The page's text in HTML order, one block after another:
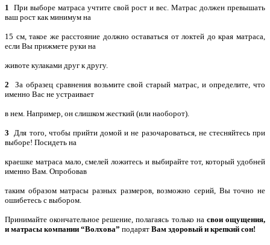
1
При выборе матраса учтите свой рост и вес. Матрас должен превышать
ваш рост как минимум на
15 см, такое же расстояние должно оставаться от локтей до края матраса,
если Вы прижмете руки на
животе кулаками друг к другу.
2 За образец сравнения возьмите свой старый матрас, и определите, что
именно Вас не устраивает
в нем. Например, он слишком жесткий (или наоборот).
3 Для того, чтобы прийти домой и не разочароваться, не стесняйтесь при
выборе! Посидеть на
краешке матраса мало, смелей ложитесь и выбирайте тот, который удобней
именно Вам. Опробовав
таким образом матрасы разных размеров, возможно серий, Вы точно не
ошибетесь с выбором.
Принимайте окончательное решение, полагаясь только на свои ощущения,
и матрасы компании “Волхова” подарят Вам здоровый и крепкий сон!